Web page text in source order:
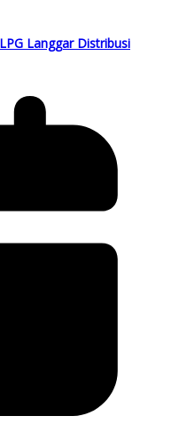
Langgar Distribusi